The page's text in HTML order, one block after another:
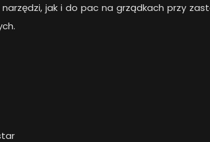
jak i do pac na grządkach przy